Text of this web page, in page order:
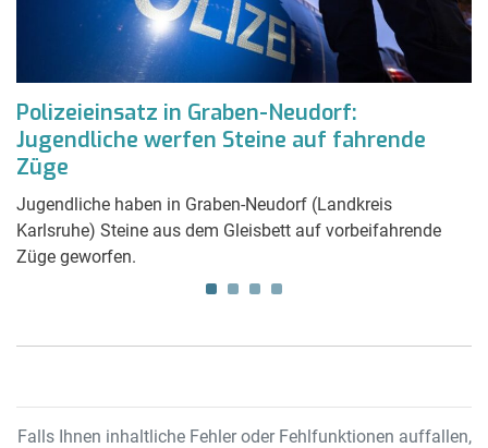
Polizeieinsatz in Graben-Neudorf:
Jugendliche werfen Steine auf fahrende
Züge
Jugendliche haben in Graben-Neudorf (Landkreis
Karlsruhe) Steine aus dem Gleisbett auf vorbeifahrende
Züge geworfen.
Falls Ihnen inhaltliche Fehler oder Fehlfunktionen auffallen,